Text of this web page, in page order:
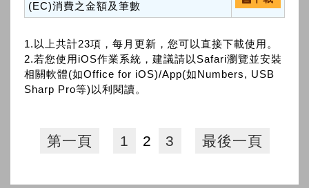
(EC)消費之金額及筆數
1.以上共計23項，每月更新，您可以直接下載使用。
2.若您使用iOS作業系統，建議請以Safari瀏覽並安裝
相關軟體(如Office for iOS)/App(如Numbers, USB
Sharp Pro等)以利閱讀。
第一頁 1 2 3 最後一頁